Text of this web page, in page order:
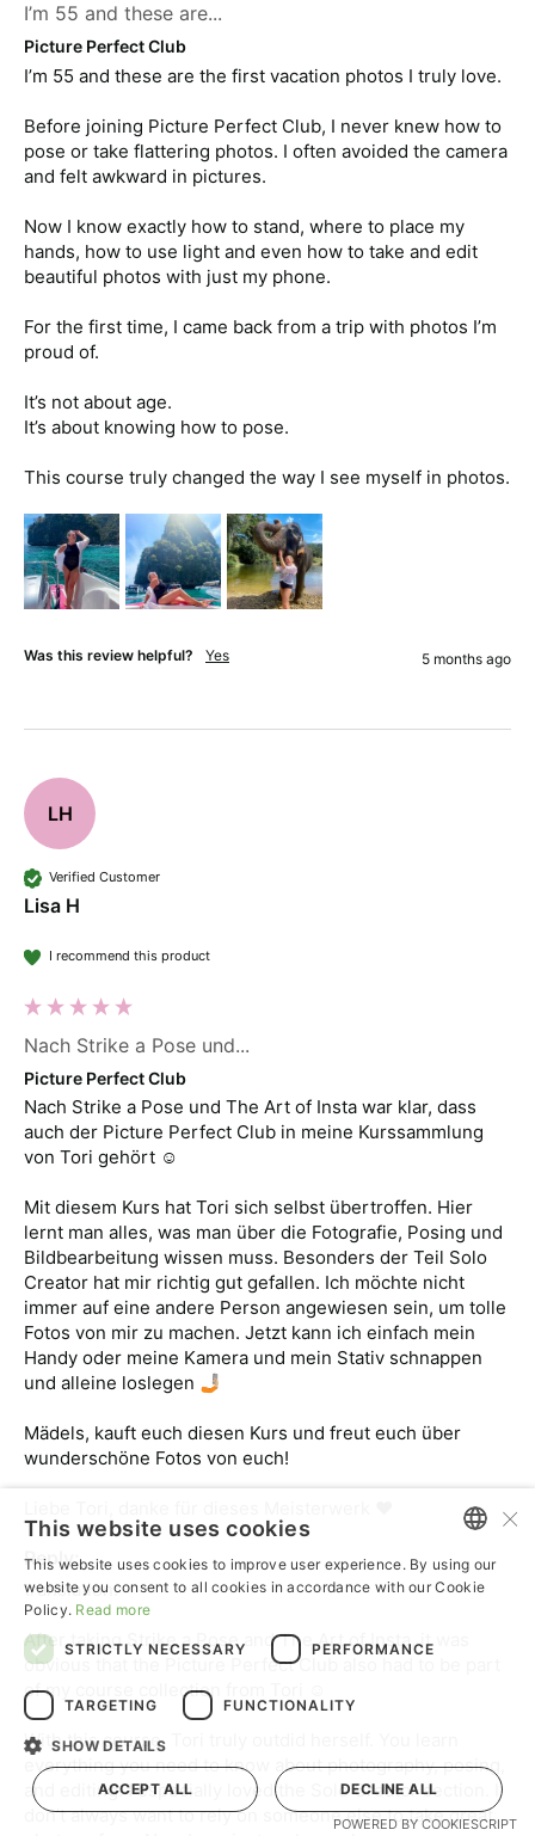
I’m 55 and these are...
Picture Perfect Club
I’m 55 and these are the first vacation photos I truly love.
Before joining Picture Perfect Club, I never knew how to
pose or take flattering photos. I often avoided the camera
and felt awkward in pictures.
Now I know exactly how to stand, where to place my
hands, how to use light and even how to take and edit
beautiful photos with just my phone.
For the first time, I came back from a trip with photos I’m
proud of.
It’s not about age.
It’s about knowing how to pose.
This course truly changed the way I see myself in photos.
Was this review helpful? Yes 5 months ago
LH
Verified Customer
Lisa H
I recommend this product
Nach Strike a Pose und...
Picture Perfect Club
Nach Strike a Pose und The Art of Insta war klar, dass
auch der Picture Perfect Club in meine Kurssammlung
von Tori gehört ☺️
Mit diesem Kurs hat Tori sich selbst übertroffen. Hier
lernt man alles, was man über die Fotografie, Posing und
Bildbearbeitung wissen muss. Besonders der Teil Solo
Creator hat mir richtig gut gefallen. Ich möchte nicht
immer auf eine andere Person angewiesen sein, um tolle
Fotos von mir zu machen. Jetzt kann ich einfach mein
Handy oder meine Kamera und mein Stativ schnappen
und alleine loslegen 🤳🏼
Mädels, kauft euch diesen Kurs und freut euch über
wunderschöne Fotos von euch!
Reply:
translation:
After taking Strike a Pose and The Art of Insta, it was
obvious that the Picture Perfect Club also had to be part
of my course collection from Tori ☺️
With this course, Tori truly outdid herself. You learn
everything you need to know about photography, posing,
and editing. I especially loved the Solo Creator section. I
don’t always want to rely on someone else to take great
ENGLISH
×
This website uses cookies
This website uses cookies to improve user experience. By using our
website you consent to all cookies in accordance with our Cookie
Policy. Read more
STRICTLY NECESSARY PERFORMANCE
TARGETING FUNCTIONALITY
SHOW DETAILS
ACCEPT ALL DECLINE ALL
POWERED BY COOKIESCRIPT